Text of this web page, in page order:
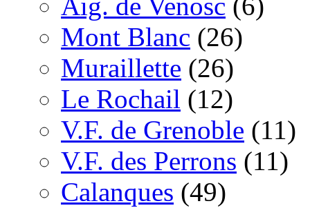
Aig. de Venosc (6)
Mont Blanc (26)
Muraillette (26)
Le Rochail (12)
V.F. de Grenoble (11)
V.F. des Perrons (11)
Calanques (49)